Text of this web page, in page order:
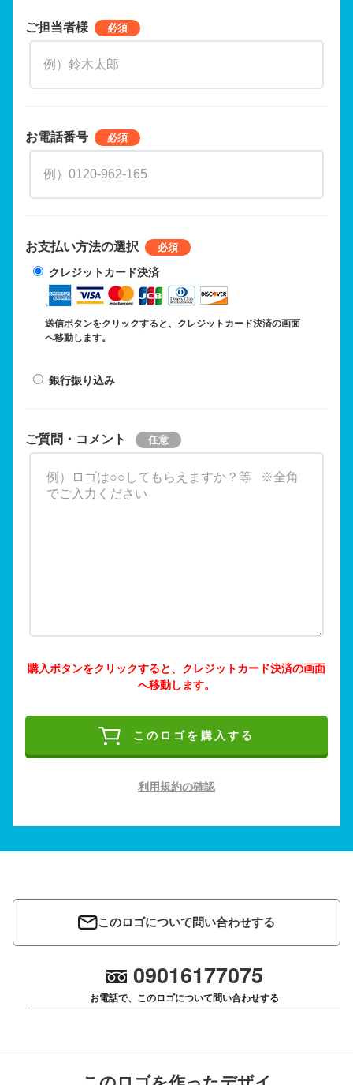
ご担当者様
お電話番号
お支払い方法の選択
クレジットカード決済
送信ボタンをクリックすると、クレジットカード決済の画面
へ移動します。
銀行振り込み
ご質問・コメント
購入ボタンをクリックすると、クレジットカード決済の画面
へ移動します。
このロゴを購入する
利用規約の確認
このロゴについて問い合わせする
09016177075
お電話で、このロゴについて問い合わせする